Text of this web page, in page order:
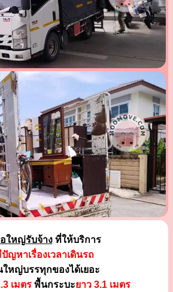
ใหญ่รับจ้างที่ให้บริการ
ญหาเรื่องเวลาเดินรถ
หญ่บรรทุกของได้เยอะ
เมตรพื้นกระบะยาว 3.1 เมตร